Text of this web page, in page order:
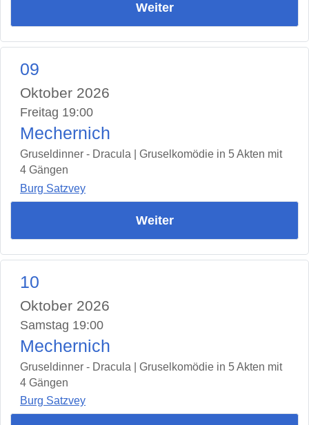
Weiter
09
Oktober 2026
Freitag 19:00
Mechernich
Gruseldinner - Dracula | Gruselkomödie in 5 Akten mit
4 Gängen
Burg Satzvey
Weiter
10
Oktober 2026
Samstag 19:00
Mechernich
Gruseldinner - Dracula | Gruselkomödie in 5 Akten mit
4 Gängen
Burg Satzvey